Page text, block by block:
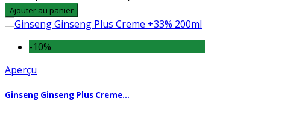
Ajouter au panier
-10%
Aperçu
Ginseng Ginseng Plus Creme...